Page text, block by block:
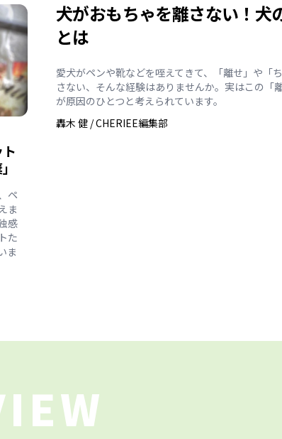
ペ
ま
感
た
ま
犬がおもちゃを離さない！犬
とは
愛犬がペンや靴などを咥えてきて、「離せ」や「
さない、そんな経験はありませんか。実はこの「
が原因のひとつと考えられています。
轟木 健/CHERIEE編集部